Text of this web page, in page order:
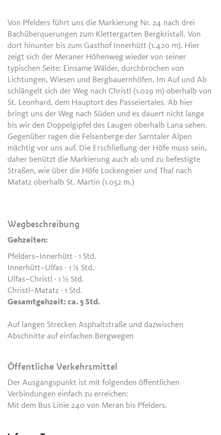
Von Pfelders führt uns die Markierung Nr. 24 nach drei
Bachüberquerungen zum Klettergarten Bergkristall. Von
dort hinunter bis zum Gasthof Innerhütt (1.420 m). Hier
zeigt sich der Meraner Höhenweg wieder von seiner
typischen Seite: Einsame Wälder, durchbrochen von
Lichtungen, Wiesen und Bergbauernhöfen. Im Auf und Ab
schlängelt sich der Weg nach Christl (1.029 m) oberhalb von
St. Leonhard, dem Hauptort des Passeiertales. Ab hier
bringt uns der Weg nach Süden und es dauert nicht lange
bis wir den Doppelgipfel des Laugen oberhalb Lana sehen.
Gegenüber ragen die Felsenberge der Sarntaler Alpen
mächtig vor uns auf. Die Erschließung der Höfe muss sein,
daher benützt die Markierung auch ab und zu befestigte
Straßen, wie über die Höfe Lockengeier und Thal nach
Matatz oberhalb St. Martin (1.052 m.)
Wegbeschreibung
Gehzeiten:
Pfelders–Innerhütt · 1 Std.
Innerhütt–Ulfas · 1 ½ Std.
Ulfas–Christl · 1 ½ Std.
Christl–Matatz · 1 Std.
Gesamtgehzeit: ca. 5 Std.
Auf langen Strecken Asphaltstraße und dazwischen
Abschnitte auf einfachen Bergwegen
Öffentliche Verkehrsmittel
Der Ausgangspunkt ist mit folgenden öffentlichen
Verbindungen einfach zu erreichen:
Mit dem Bus Linie 240 von Meran bis Pfelders.